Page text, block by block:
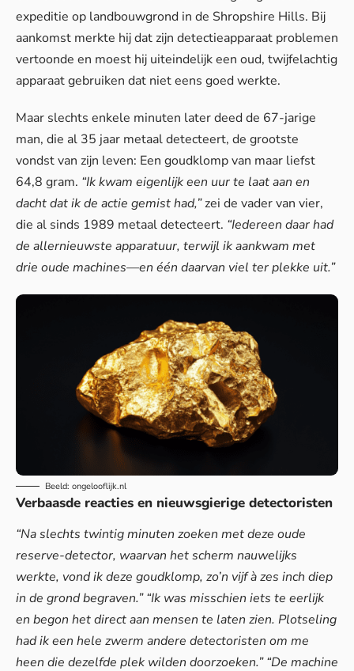
expeditie op landbouwgrond in de Shropshire Hills. Bij
aankomst merkte hij dat zijn detectieapparaat problemen
vertoonde en moest hij uiteindelijk een oud, twijfelachtig
apparaat gebruiken dat niet eens goed werkte.
Maar slechts enkele minuten later deed de 67-jarige
man, die al 35 jaar metaal detecteert, de grootste
vondst van zijn leven: Een goudklomp van maar liefst
64,8 gram. “Ik kwam eigenlijk een uur te laat aan en
dacht dat ik de actie gemist had,”zei de vader van vier,
die al sinds 1989 metaal detecteert. “Iedereen daar had
de allernieuwste apparatuur, terwijl ik aankwam met
drie oude machines—en één daarvan viel ter plekke uit.”
Beeld: ongelooflijk.nl
Verbaasde reacties en nieuwsgierige detectoristen
“Na slechts twintig minuten zoeken met deze oude
reserve-detector, waarvan het scherm nauwelijks
werkte, vond ik deze goudklomp, zo’n vijf à zes inch diep
in de grond begraven.” “Ik was misschien iets te eerlijk
en begon het direct aan mensen te laten zien. Plotseling
had ik een hele zwerm andere detectoristen om me
heen die dezelfde plek wilden doorzoeken.” “De machine